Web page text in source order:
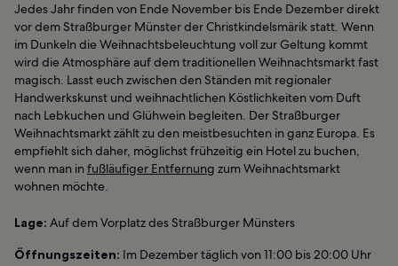
Jedes Jahr finden von Ende November bis Ende Dezember direkt
vor dem Straßburger Münster der Christkindelsmärik statt. Wenn
im Dunkeln die Weihnachtsbeleuchtung voll zur Geltung kommt
wird die Atmosphäre auf dem traditionellen Weihnachtsmarkt fast
magisch. Lasst euch zwischen den Ständen mit regionaler
Handwerkskunst und weihnachtlichen Köstlichkeiten vom Duft
nach Lebkuchen und Glühwein begleiten. Der Straßburger
Weihnachtsmarkt zählt zu den meistbesuchten in ganz Europa. Es
empfiehlt sich daher, möglichst frühzeitig ein Hotel zu buchen,
wenn man infußläufiger Entfernung zum Weihnachtsmarkt
wohnen möchte.
Lage: Auf dem Vorplatz des Straßburger Münsters
Öffnungszeiten: Im Dezember täglich von 11:00 bis 20:00 Uhr